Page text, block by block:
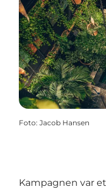
Foto: Jacob Hansen
Kampagnen var